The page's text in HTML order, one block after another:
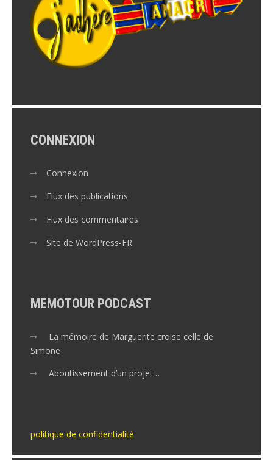
CONNEXION
Connexion
Flux des publications
Flux des commentaires
Site de WordPress-FR
MEMOTOUR PODCAST
La mémoire de Marguerite croise celle de
Simone
Aboutissement d’un projet…
politique de confidentialité